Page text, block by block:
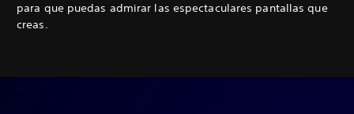
para que puedas admirar las espectaculares pantallas que
creas.